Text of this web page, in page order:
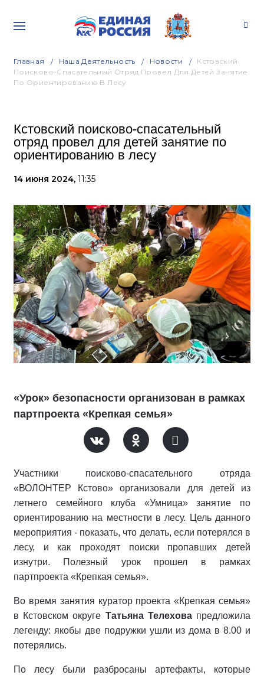
Главная Наша Деятельность Новости
Кстовский
Поисково-Спасательный Отряд Провел Для Детей Занятие
По Ориентированию В Лесу
Кстовский поисково-спасательный
отряд провел для детей занятие по
ориентированию в лесу
14 июня 2024, 11:35
«Урок» безопасности организован в рамках
партпроекта «Крепкая семья»
Участники поисково-спасательного отряда
«ВОЛОНТЕР Кстово» организовали для детей из
летнего семейного клуба «Умница» занятие по
ориентированию на местности в лесу. Цель данного
мероприятия - показать, что делать, если потерялся в
лесу, и как проходят поиски пропавших детей
изнутри. Полезный урок прошел в рамках
партпроекта «Крепкая семья».
Во время занятия куратор проекта «Крепкая семья»
в Кстовском округе Татьяна Телеховапредложила
легенду: якобы две подружки ушли из дома в 8.00 и
потерялись.
По лесу были разбросаны артефакты, которые